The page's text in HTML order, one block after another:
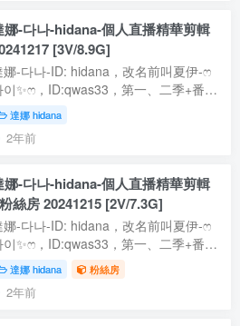
娜-다나-hidana-個人直播精華剪輯
[3V/8.9G]
娜-다나-ID: hidana，改名前叫夏伊-ෆ
이✨ෆ，ID:qwas33，第一、二季+番外
有參加的老人，有點像江疏影，第二季
摘下的口罩番外篇又重新帶了上去。本期
本站剪輯版，將亮點保留，移除過多...
達娜 hidana
2年前
娜-다나-hidana-個人直播精華剪輯
絲房 20241215 [2V/7.3G]
娜-다나-ID: hidana，改名前叫夏伊-ෆ
이✨ෆ，ID:qwas33，第一、二季+番外
有參加的老人，有點像江疏影，第二季
下的口罩番外篇又重新帶了上去。本期
本站剪輯版，將亮點影片保留，過多...
達娜 hidana 粉絲房
2年前